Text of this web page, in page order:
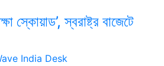
স্কোয়াড’, স্বরাষ্ট্র বাজেটে
India Desk